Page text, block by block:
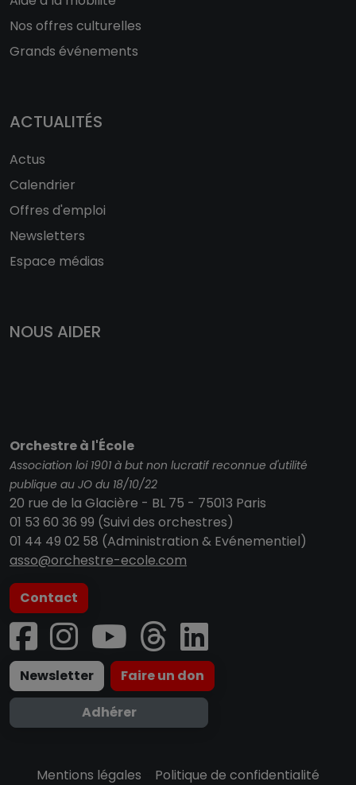
Nos offres culturelles
Grands événements
ACTUALITÉS
Actus
Calendrier
Offres d'emploi
Newsletters
Espace médias
NOUS AIDER
Orchestre à l'École
Association loi 1901 à but non lucratif reconnue d'utilité
publique au JO du 18/10/22
20 rue de la Glacière - BL 75 - 75013 Paris
01 53 60 36 99 (Suivi des orchestres)
01 44 49 02 58 (Administration & Evénementiel)
asso@orchestre-ecole.com
Contact
Newsletter
Faire un don
Adhérer
Mentions légales Politique de confidentialité